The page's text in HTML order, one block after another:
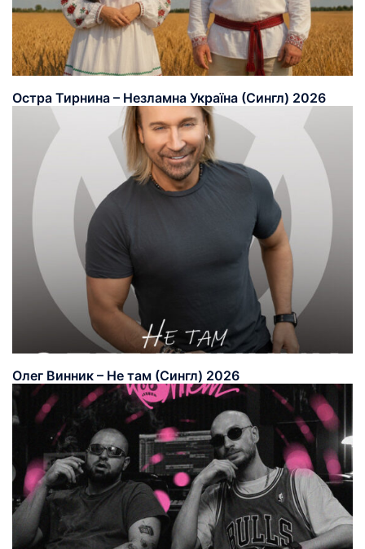
Остра Тирнина – Незламна Україна (Сингл) 2026
Олег Винник – Не там (Сингл) 2026